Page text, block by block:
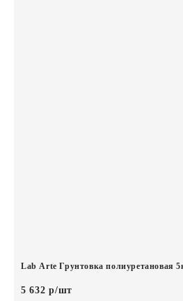
Lab Arte Грунтовка полиуретановая
5 632 р/шт